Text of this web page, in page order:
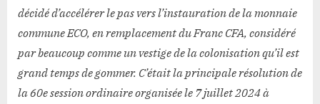
décidé d’accélérer le pas vers l’instauration de la monnaie
commune ECO, en remplacement du Franc CFA, considéré
par beaucoup comme un vestige de la colonisation qu’il est
grand temps de gommer. C’était la principale résolution de
la 60e session ordinaire organisée le 7 juillet 2024 à